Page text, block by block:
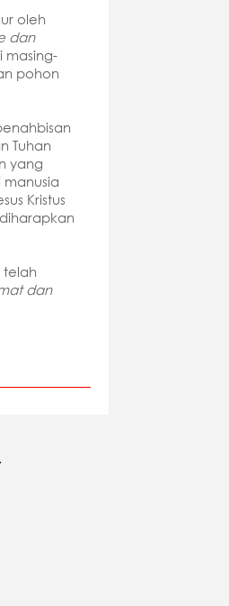
oleh
dan
masing-
pohon
Tuhan
yang
Kristus
telah
dan